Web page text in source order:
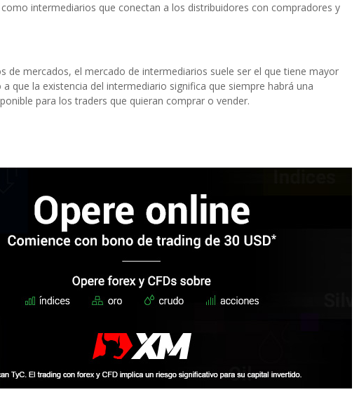
intermediarios que conectan a los distribuidores con compradores y
de mercados, el mercado de intermediarios suele ser el que tiene mayor
a que la existencia del intermediario significa que siempre habrá una
para los traders que quieran comprar o vender.